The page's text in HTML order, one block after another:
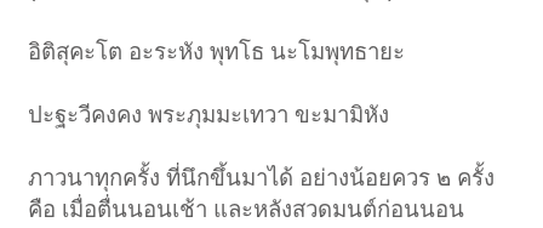
อิติสุคะโต อะระหัง พุทโธ นะโมพุทธายะ
ปะฐะวีคงคง พระภุมมะเทวา ขะมามิหัง
ภาวนาทุกครั้ง ที่นึกขึ้นมาได้ อย่างน้อยควร ๒ ครั้ง
คือ เมื่อตื่นนอนเช้า และหลังสวดมนต์ก่อนนอน